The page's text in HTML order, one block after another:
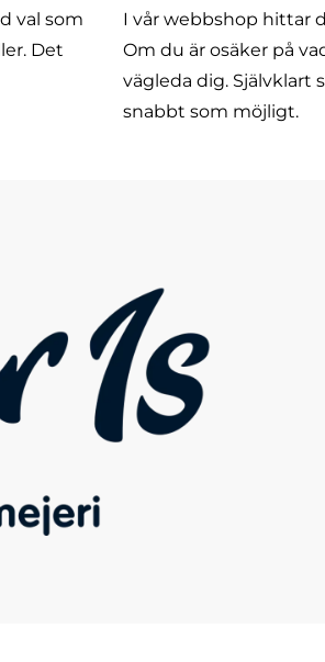
val som
Det
I vår webbshop hittar
Om du är osäker på
vägleda dig. Självklart
snabbt som möjligt.